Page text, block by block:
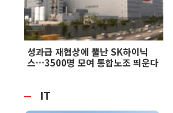
성과급 재협상에 뿔난 SK하이닉
스…3500명 모여 통합노조 띄운다
IT